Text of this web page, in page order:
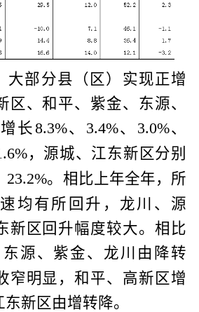
大部分县（区）实现正增
区、和平、紫金、东源、
长8.3%、 3.4%、 3.0%、
，源城、江东新区分别
23.2%。相比上年全年，所
均有所回升，龙川、源
新区回升幅度较大。相比
源、紫金、龙川由降转
窄明显，和平、高新区增
新区由增转降。